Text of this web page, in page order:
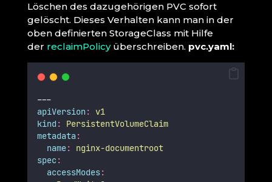
Löschen des dazugehörigen PVC sofort
gelöscht. Dieses Verhalten kann man in der
oben definierten StorageClass mit Hilfe
der reclaimPolicyüberschreiben. pvc.yaml:
---
apiVersion: v1
kind :
PersistentVolumeClaim
metadata:
name:
nginx-documentroot
spec :
accessModes: